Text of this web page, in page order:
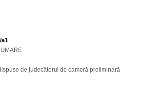
a1
de judecătorul de cameră preliminară